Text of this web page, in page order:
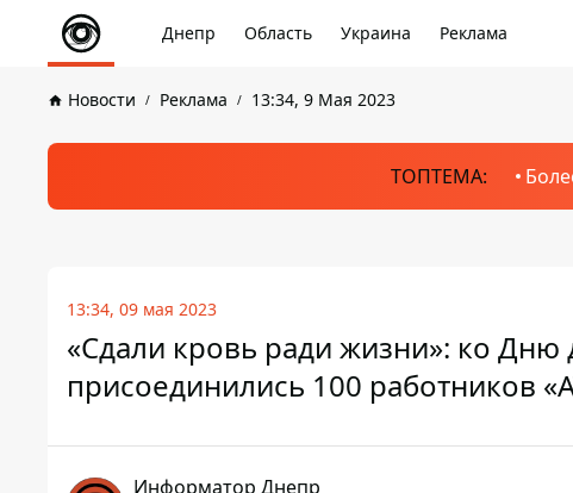
Днепр Область Украина Реклама
Новости Реклама 13:34, 9 Мая 2023
ТОПТЕМА:
13:34, 09 мая 2023
«Сдали кровь ради жизни»: ко
присоединились 100 работников
Информатор Днепр